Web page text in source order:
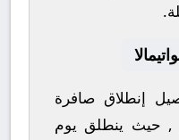
إنطلاق صافرة
, حيث ينطلق يوم